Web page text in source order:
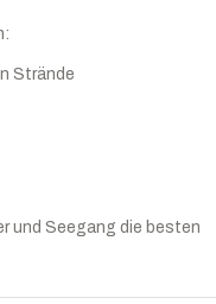
Strände
und Seegang die besten